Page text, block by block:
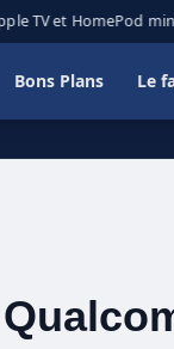
TV et HomePod mini :
Bons Plans Le